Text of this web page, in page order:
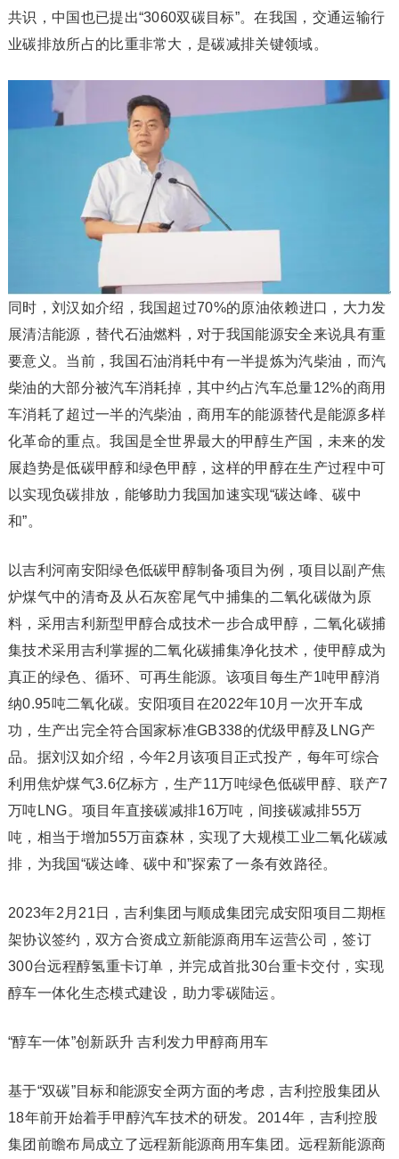
共识，中国也已提出“3060双碳目标”。在我国，交通运输行
业碳排放所占的比重非常大，是碳减排关键领域。
同时，刘汉如介绍，我国超过70%的原油依赖进口，大力发
展清洁能源，替代石油燃料，对于我国能源安全来说具有重
要意义。当前，我国石油消耗中有一半提炼为汽柴油，而汽
柴油的大部分被汽车消耗掉，其中约占汽车总量12%的商用
车消耗了超过一半的汽柴油，商用车的能源替代是能源多样
化革命的重点。我国是全世界最大的甲醇生产国，未来的发
展趋势是低碳甲醇和绿色甲醇，这样的甲醇在生产过程中可
以实现负碳排放，能够助力我国加速实现“碳达峰、碳中
和”。
以吉利河南安阳绿色低碳甲醇制备项目为例，项目以副产焦
炉煤气中的清奇及从石灰窑尾气中捕集的二氧化碳做为原
料，采用吉利新型甲醇合成技术一步合成甲醇，二氧化碳捕
集技术采用吉利掌握的二氧化碳捕集净化技术，使甲醇成为
真正的绿色、循环、可再生能源。该项目每生产1吨甲醇消
纳0.95吨二氧化碳。安阳项目在2022年10月一次开车成
功，生产出完全符合国家标准GB338的优级甲醇及LNG产
品。据刘汉如介绍，今年2月该项目正式投产，每年可综合
利用焦炉煤气3.6亿标方，生产11万吨绿色低碳甲醇、联产7
万吨LNG。项目年直接碳减排16万吨，间接碳减排55万
吨，相当于增加55万亩森林，实现了大规模工业二氧化碳减
排，为我国“碳达峰、碳中和”探索了一条有效路径。
2023年2月21日，吉利集团与顺成集团完成安阳项目二期框
架协议签约，双方合资成立新能源商用车运营公司，签订
300台远程醇氢重卡订单，并完成首批30台重卡交付，实现
醇车一体化生态模式建设，助力零碳陆运。
“醇车一体”创新跃升 吉利发力甲醇商用车
基于“双碳”目标和能源安全两方面的考虑，吉利控股集团从
18年前开始着手甲醇汽车技术的研发。2014年，吉利控股
集团前瞻布局成立了远程新能源商用车集团。远程新能源商